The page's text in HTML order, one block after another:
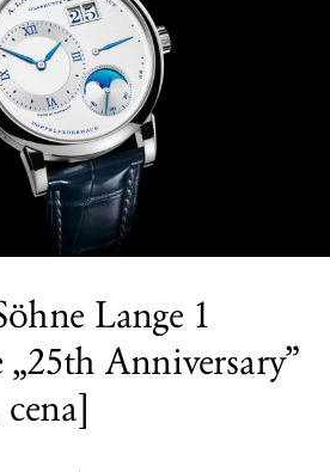
Lange 1
Anniversary”